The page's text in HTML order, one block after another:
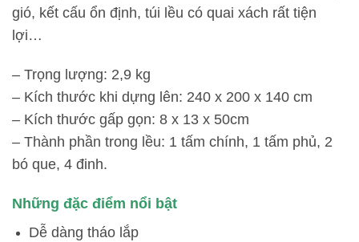
gió, kết cấu ổn định, túi lều có quai xách rất tiện
lợi…
– Trọng lượng: 2,9 kg
– Kích thước khi dựng lên: 240 x 200 x 140 cm
– Kích thước gấp gọn: 8 x 13 x 50cm
– Thành phần trong lều: 1 tấm chính, 1 tấm phủ, 2
bó que, 4 đinh.
Những đặc điểm nổi bật
Dễ dàng tháo lắp